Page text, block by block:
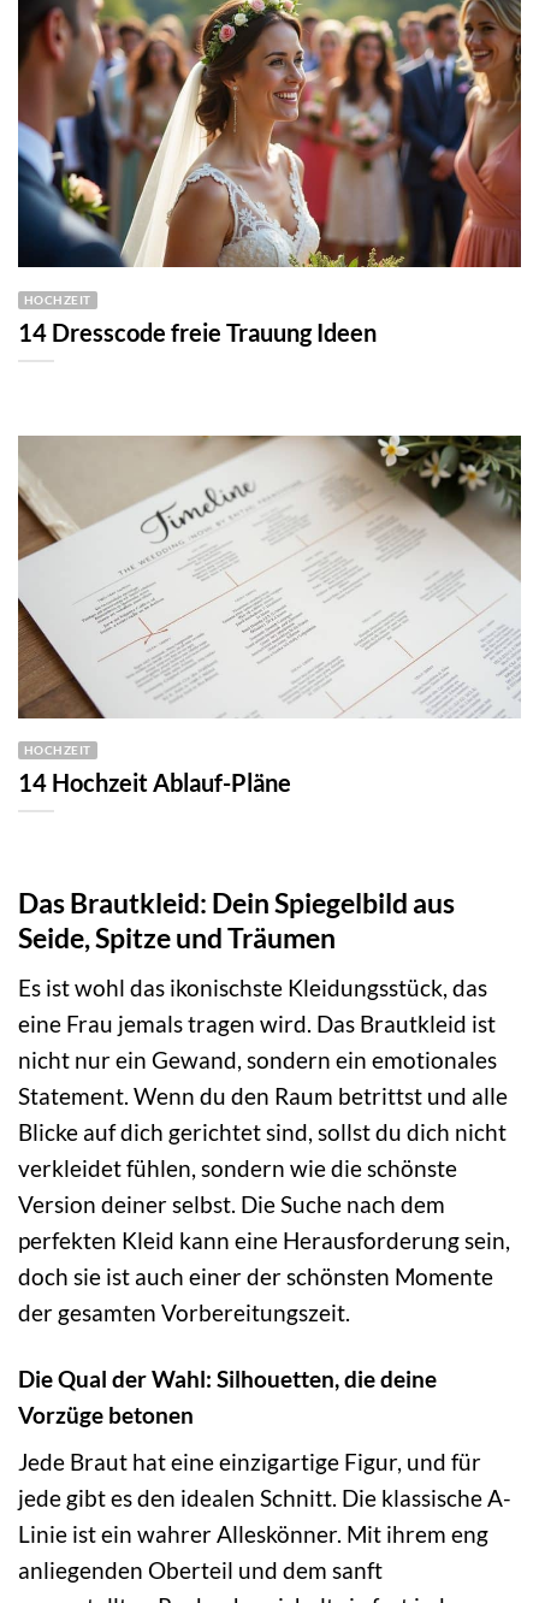
HOCHZEIT
14 Dresscode freie Trauung Ideen
HOCHZEIT
14 Hochzeit Ablauf-Pläne
Das Brautkleid: Dein Spiegelbild aus
Seide, Spitze und Träumen
Es ist wohl das ikonischste Kleidungsstück, das
eine Frau jemals tragen wird. Das Brautkleid ist
nicht nur ein Gewand, sondern ein emotionales
Statement. Wenn du den Raum betrittst und alle
Blicke auf dich gerichtet sind, sollst du dich nicht
verkleidet fühlen, sondern wie die schönste
Version deiner selbst. Die Suche nach dem
perfekten Kleid kann eine Herausforderung sein,
doch sie ist auch einer der schönsten Momente
der gesamten Vorbereitungszeit.
Die Qual der Wahl: Silhouetten, die deine
Vorzüge betonen
Jede Braut hat eine einzigartige Figur, und für
jede gibt es den idealen Schnitt. Die klassische A-
Linie ist ein wahrer Alleskönner. Mit ihrem eng
anliegenden Oberteil und dem sanft